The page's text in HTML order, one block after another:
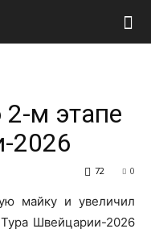
2-м этапе
2026
0
72
майку и увеличил
Швейцарии-2026